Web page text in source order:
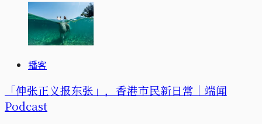
播客
「伸张正义报东张」，香港市民新日常｜端闻
Podcast